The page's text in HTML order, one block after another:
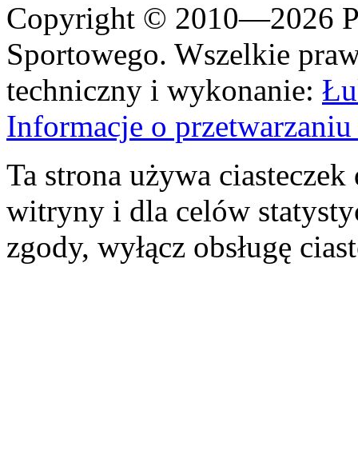
Copyright © 2010—2026
Sportowego. Wszelkie
techniczny i wykonanie:
Informacje o
Ta strona używa
witryny i dla celów
zgody, wyłącz obsługę